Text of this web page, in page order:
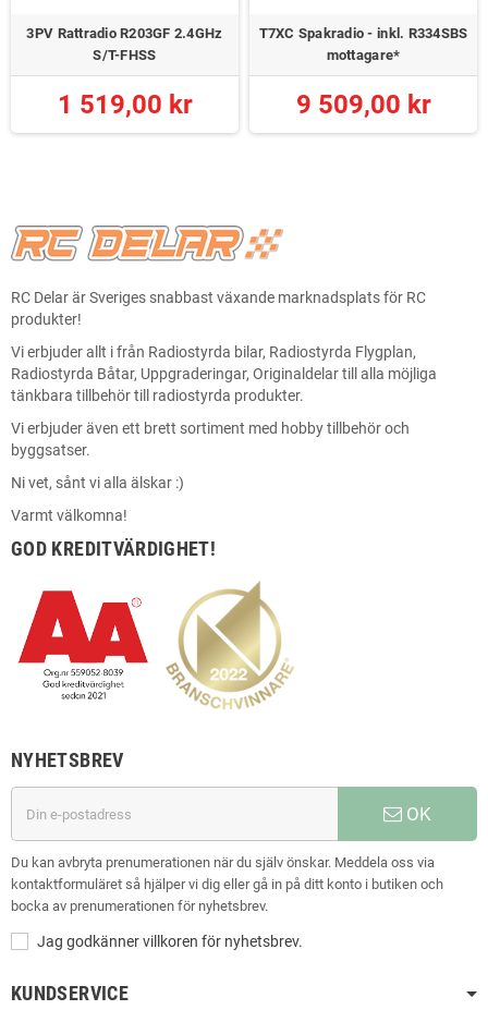
3PV Rattradio R203GF 2.4GHz
S/T-FHSS
1 519,00 kr
T7XC Spakradio - inkl. R334SBS
mottagare*
9 509,00 kr
RC Delar är Sveriges snabbast växande marknadsplats för RC
produkter!
Vi erbjuder allt i från Radiostyrda bilar, Radiostyrda Flygplan,
Radiostyrda Båtar, Uppgraderingar, Originaldelar till alla möjliga
tänkbara tillbehör till radiostyrda produkter.
Vi erbjuder även ett brett sortiment med hobby tillbehör och
byggsatser.
Ni vet, sånt vi alla älskar :)
Varmt välkomna!
GOD KREDITVÄRDIGHET!
NYHETSBREV
OK
Du kan avbryta prenumerationen när du själv önskar. Meddela oss via
kontaktformuläret så hjälper vi dig eller gå in på ditt konto i butiken och
bocka av prenumerationen för nyhetsbrev.
Jag godkänner villkoren för nyhetsbrev.
KUNDSERVICE